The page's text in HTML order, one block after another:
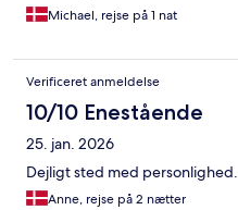
Michael, rejse på 1 nat
Verificeret anmeldelse
10/10 Enestående
25. jan. 2026
Dejligt sted med personlighed.
Anne, rejse på 2 nætter